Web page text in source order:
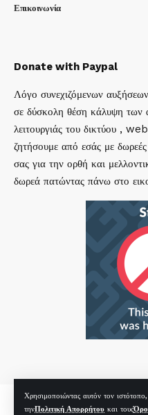
Χρησιμοποιώντας αυτόν τον
τηνΠολιτική Απορρήτου και τους
Επικοινωνία
Donate with Paypal
Λόγο συνεχιζόμενων
σε δύσκολη θέση κάλυψη των
λειτουργιάς του δικτύου ,
ζητήσουμε από εσάς με
σας για την ορθή και
δωρεά πατώντας πάνω στο
mirc.gr 2023 Copyright